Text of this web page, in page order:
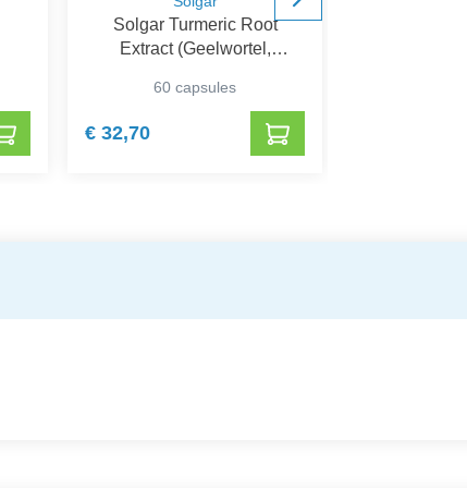
Solgar Turmeric Root
Extract (Geelwortel,
60 capsules
€ 32,70